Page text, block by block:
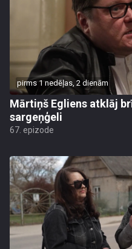
pirms 1 nedēļas, 2 dienām
Mārtiņš Egliens atklāj
sargeņģeli
67. epizode